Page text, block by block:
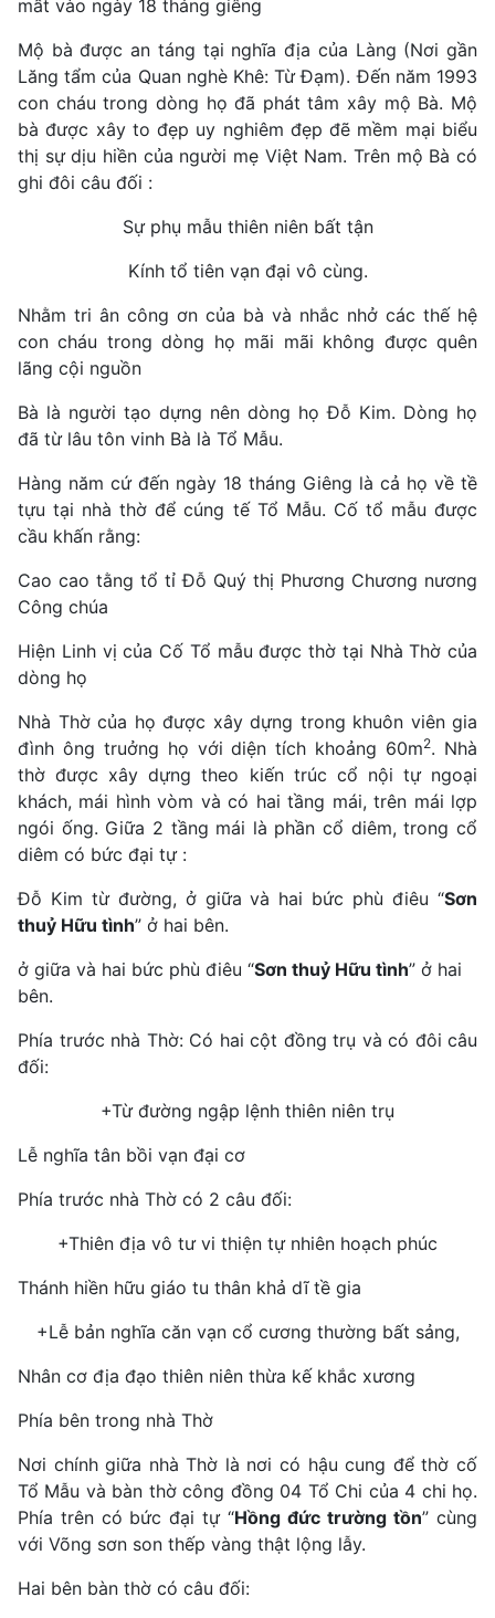
mất vào ngày 18 tháng giêng
Mộ bà được an táng tại nghĩa địa của Làng (Nơi gần
Lăng tẩm của Quan nghè Khê: Từ Đạm). Đến năm 1993
con cháu trong dòng họ đã phát tâm xây mộ Bà. Mộ
bà được xây to đẹp uy nghiêm đẹp đẽ mềm mại biểu
thị sự dịu hiền của người mẹ Việt Nam. Trên mộ Bà có
ghi đôi câu đối :
Sự phụ mẫu thiên niên bất tận
Kính tổ tiên vạn đại vô cùng.
Nhằm tri ân công ơn của bà và nhắc nhở các thế hệ
con cháu trong dòng họ mãi mãi không được quên
lãng cội nguồn
Bà là người tạo dựng nên dòng họ Đỗ Kim. Dòng họ
đã từ lâu tôn vinh Bà là Tổ Mẫu.
Hàng năm cứ đến ngày 18 tháng Giêng là cả họ về tề
tựu tại nhà thờ để cúng tế Tổ Mẫu. Cố tổ mẫu được
cầu khấn rằng:
Cao cao tằng tổ tỉ Đỗ Quý thị Phương Chương nương
Công chúa
Hiện Linh vị của Cố Tổ mẫu được thờ tại Nhà Thờ của
dòng họ
Nhà Thờ của họ được xây dựng trong khuôn viên gia
đình ông truởng họ với diện tích khoảng 60m2. Nhà
thờ được xây dựng theo kiến trúc cổ nội tự ngoại
khách, mái hình vòm và có hai tầng mái, trên mái lợp
ngói ống. Giữa 2 tầng mái là phần cổ diêm, trong cổ
diêm có bức đại tự :
Đỗ Kim từ đường, ở giữa và hai bức phù điêu “Sơn
thuỷ Hữu tình” ở hai bên.
ở giữa và hai bức phù điêu “Sơn thuỷ Hữu tình” ở hai
bên.
Phía trước nhà Thờ: Có hai cột đồng trụ và có đôi câu
đối:
+Từ đường ngập lệnh thiên niên trụ
Lễ nghĩa tân bồi vạn đại cơ
Phía trước nhà Thờ có 2 câu đối:
+Thiên địa vô tư vi thiện tự nhiên hoạch phúc
Thánh hiền hữu giáo tu thân khả dĩ tề gia
+Lễ bản nghĩa căn vạn cổ cương thường bất sảng,
Nhân cơ địa đạo thiên niên thừa kế khắc xương
Phía bên trong nhà Thờ
Nơi chính giữa nhà Thờ là nơi có hậu cung để thờ cố
Tổ Mẫu và bàn thờ công đồng 04 Tổ Chi của 4 chi họ.
Phía trên có bức đại tự “Hồng đức trường tồn” cùng
với Võng sơn son thếp vàng thật lộng lẫy.
Hai bên bàn thờ có câu đối: